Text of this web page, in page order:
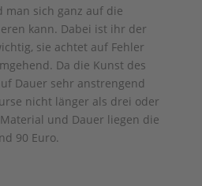
sich ganz auf die
kann. Dabei ist ihr der
sie achtet auf Fehler
Da die Kunst des
Dauer sehr anstrengend
nicht länger als drei oder
und Dauer liegen die
90 Euro.